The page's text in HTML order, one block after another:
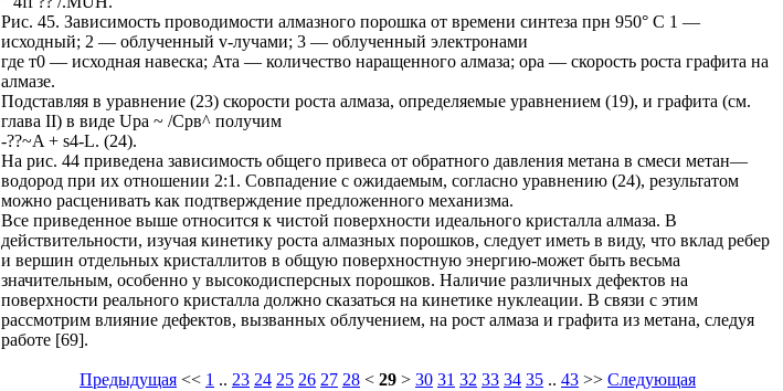
Рис. 45. Зависимость проводимости алмазного порошка от времени синтеза прн 950° С 1 —
исходный; 2 — облученный v-лучами; 3 — облученный электронами
где т0 — исходная навеска; Ата — количество наращенного алмаза; ора — скорость роста графита на
алмазе.
Подставляя в уравнение (23) скорости роста алмаза, определяемые уравнением (19), и графита (см.
глава II) в виде Upa ~ /Срв^ получим
-??~A + s4-L. (24).
На рис. 44 приведена зависимость общего привеса от обратного давления метана в смеси метан—
водород при их отношении 2:1. Совпадение с ожидаемым, согласно уравнению (24), результатом
можно расценивать как подтверждение предложенного механизма.
Все приведенное выше относится к чистой поверхности идеального кристалла алмаза. В
действительности, изучая кинетику роста алмазных порошков, следует иметь в виду, что вклад ребер
и вершин отдельных кристаллитов в общую поверхностную энергию-может быть весьма
значительным, особенно у высокодисперсных порошков. Наличие различных дефектов на
поверхности реального кристалла должно сказаться на кинетике нуклеации. В связи с этим
рассмотрим влияние дефектов, вызванных облучением, на рост алмаза и графита из метана, следуя
работе [69].
Предыдущая << 1 .. 23 24 25 26 27 28 < 29 > 30 31 32 33 34 35 .. 43 >> Следующая